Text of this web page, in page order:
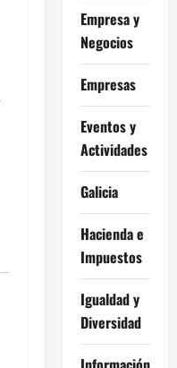
Empresa y
Negocios
Empresas
Eventos y
Actividades
Galicia
Hacienda e
Impuestos
Igualdad y
Diversidad